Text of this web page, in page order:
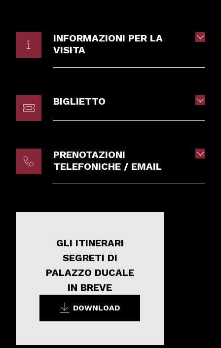
INFORMAZIONI PER LA
VISITA
BIGLIETTO
PRENOTAZIONI
TELEFONICHE / EMAIL
GLI ITINERARI
SEGRETI DI
PALAZZO DUCALE
IN BREVE
DOWNLOAD